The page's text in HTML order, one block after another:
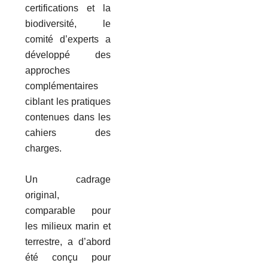
certifications et la
biodiversité, le
comité d’experts a
développé des
approches
complémentaires
ciblant les pratiques
contenues dans les
cahiers des
charges.
Un cadrage
original,
comparable pour
les milieux marin et
terrestre, a d’abord
été conçu pour